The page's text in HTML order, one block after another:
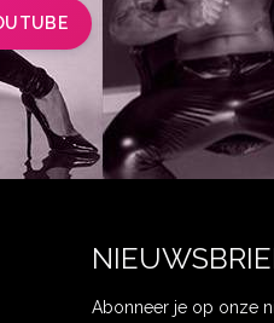
Abonneer je op onze